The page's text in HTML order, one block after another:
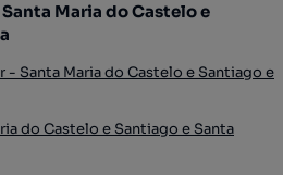
Maria do Castelo e
Santa Maria do Castelo e Santiago e
do Castelo e Santiago e Santa